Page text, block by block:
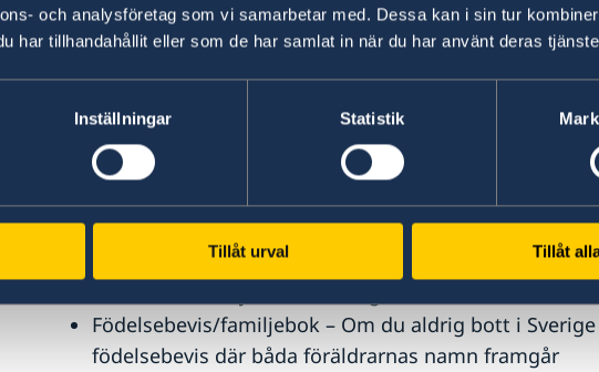
och analysföretag som vi samarbetar med. Dessa kan i sin tur
har tillhandahållit eller som de har samlat in när du har använt deras
Inställningar Statistik
Tillåt urval Tillåt
Relevant tillstånd (inresevisering/uppehållstillstånd) i
Sydafrikanskt (eller annat) medborgarskap.
Om du erhållit ett annat /Sydafrikanskt
sk automatisk naturalisering) måste bevis från
återfått ditt svenska medborgarskap.
För passökanden som är född utomlands och under
bestämmelser angående passets giltighetstid och
Ytterligare information finns på Migrationsverkets
Om du också har ett annat medborgarskap ska
Födelsebevis/familjebok – Om du aldrig bott i
födelsebevis där båda föräldrarnas namn framgår